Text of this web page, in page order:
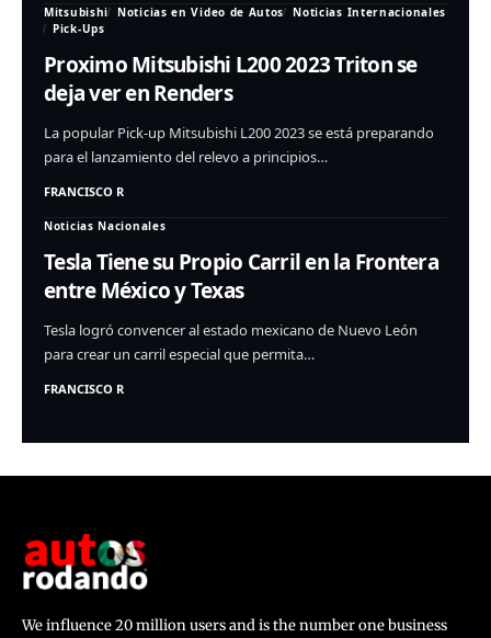
Mitsubishi Noticias en Video de Autos
Noticias Internacionales
Pick-Ups
Proximo Mitsubishi L200 2023 Triton se
deja ver en Renders
La popular Pick-up Mitsubishi L200 2023 se está preparando
para el lanzamiento del relevo a principios…
FRANCISCO R
Noticias Nacionales
Tesla Tiene su Propio Carril en la Frontera
entre México y Texas
Tesla logró convencer al estado mexicano de Nuevo León
para crear un carril especial que permita…
FRANCISCO R
We influence 20 million users and is the number one business